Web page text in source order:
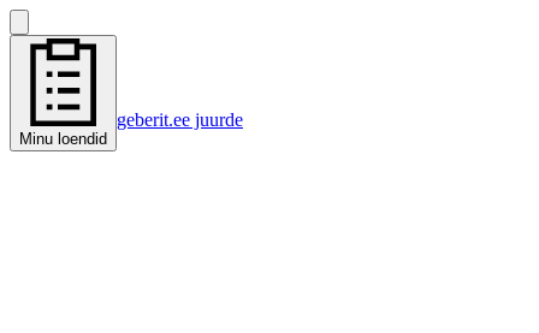
Minu loendid
geberit.ee juurde